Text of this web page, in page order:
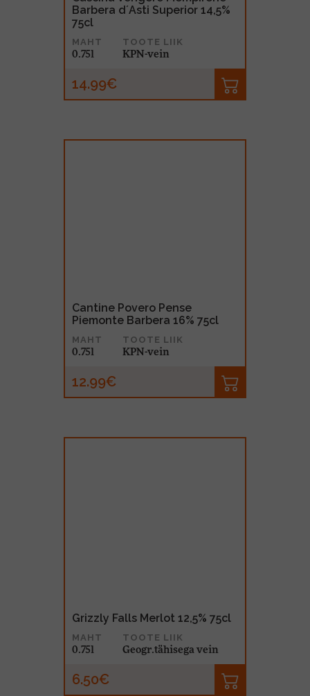
Barbera d´Asti Superior 14,5%
75cl
MAHT
0.75l
TOOTE LIIK
KPN-vein
14.99€
Cantine Povero Pense
Piemonte Barbera 16% 75cl
MAHT
0.75l
TOOTE LIIK
KPN-vein
12.99€
Grizzly Falls Merlot 12,5% 75cl
MAHT
0.75l
TOOTE LIIK
Geogr.tähisega vein
6.50€